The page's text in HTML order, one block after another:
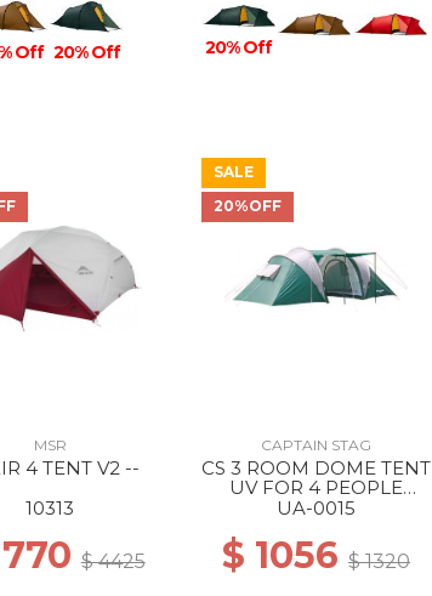
Off 20% Off 20% Off
MSR
4 TENT V2 --
10313
$ 4425
SALE
20%OFF
CAPTAIN STAG
CS 3 ROOM DOME TENT
UV FOR 4 PEOPLE
(WITH CARRY BAG) --
UA-0015
$ 1056$ 1320